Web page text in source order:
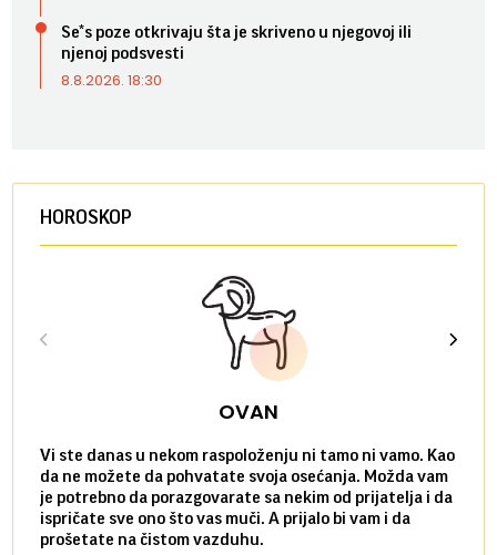
Se*s poze otkrivaju šta je skriveno u njegovoj ili
njenoj podsvesti
8.8.2026. 18:30
HOROSKOP
OVAN
Vi ste danas u nekom raspoloženju ni tamo ni vamo. Kao
da ne možete da pohvatate svoja osećanja. Možda vam
je potrebno da porazgovarate sa nekim od prijatelja i da
ispričate sve ono što vas muči. A prijalo bi vam i da
prošetate na čistom vazduhu.